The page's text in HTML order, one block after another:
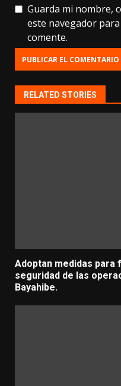
Guarda mi nombre,
este navegador
comente.
RELATED STORIES
Adoptan medidas
seguridad de las
Bayahibe.